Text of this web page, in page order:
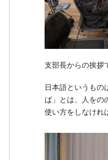
支部長からの挨拶
日本語というもの
ば」とは、人をの
使い方をしなけれ